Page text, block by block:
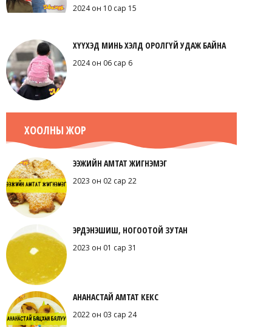
2024 он 10 сар 15
ХҮҮХЭД МИНЬ ХЭЛД ОРОЛГҮЙ УДАЖ БАЙНА
2024 он 06 сар 6
ХООЛНЫ ЖОР
ЭЭЖИЙН АМТАТ ЖИГНЭМЭГ
2023 он 02 сар 22
ЭРДЭНЭШИШ, НОГООТОЙ ЗУТАН
2023 он 01 сар 31
АНАНАСТАЙ АМТАТ КЕКС
2022 он 03 сар 24